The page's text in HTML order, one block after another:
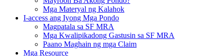
Mga Materyal ng Kalahok
I-access ang Iyong Mga Pondo
Magpatala sa SF MRA
Mga Kwalipikadong Gastusin sa SF MRA
Paano Maghain ng mga Claim
Mga Resource